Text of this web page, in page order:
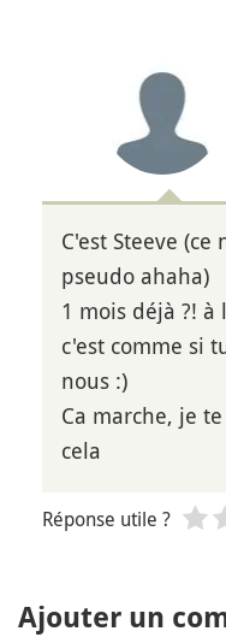
C'est Steeve
pseudo ahaha)
1 mois déjà ?! à
c'est comme si
nous :)
Ca marche, je
cela
Réponse utile ?
Ajouter un